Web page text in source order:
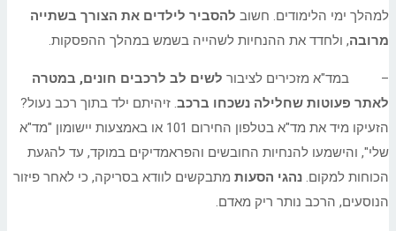
למהלך ימי הלימודים. חשוב להסביר לילדים את הצורך בשתייה
מרובה, ולחדד את ההנחיות לשהייה בשמש במהלך ההפסקות.
– במד"א מזכירים לציבור לשים לב לרכבים חונים, במטרה
לאתר פעוטות שחלילה נשכחו ברכב. זיהיתם ילד בתוך רכב נעול?
הזעיקו מיד את מד"א בטלפון החירום 101 או באמצעות יישומון "מד"א
שלי", והישמעו להנחיות החובשים והפראמדיקים במוקד, עד להגעת
הכוחות למקום. נהגי הסעות מתבקשים לוודא בסריקה, כי לאחר פיזור
הנוסעים, הרכב נותר ריק מאדם.